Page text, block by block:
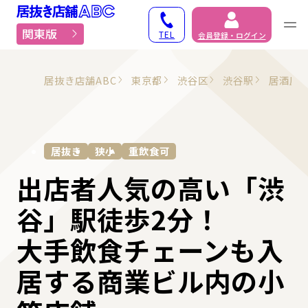
居抜き物件・貸店舗で
関東版 TEL 会員登録・ログイン
居抜き店舗ABC 東京都 渋谷区 渋谷駅 居酒屋
居抜き 狭小 重飲食可
出店者⼈気の高い「渋
谷」駅徒歩2分！
大手飲食チェーンも入
居する商業ビル内の小